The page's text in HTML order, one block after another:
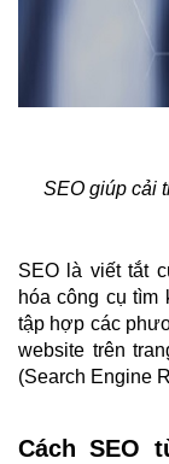
SEO giúp cải
SEO là viết tắt
hóa công cụ tìm
tập hợp các
website trên
(Search Engine
Cách SEO